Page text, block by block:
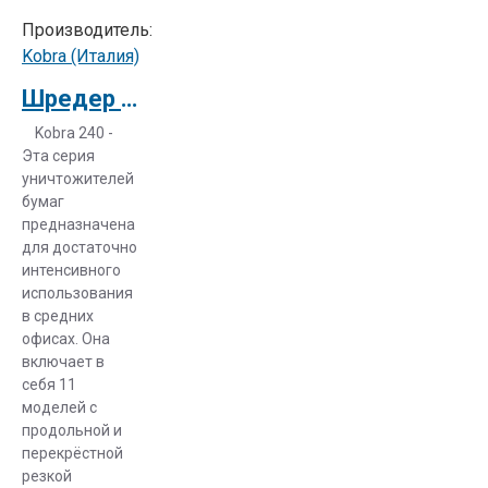
не требует
использования
дополнительных
мусорных
пакетов.
Через
прозрачное
прямоугольное
окошко на
корпусе
отлично
уровень ее
заполнения. К
тому же
данная
линейка
обладает
Производитель:
Kobra (Италия)
Шредер Kobra 240 SS4 E/S
Kobra 240 -
Эта серия
уничтожителей
бумаг
предназначена
для достаточно
интенсивного
использования
в средних
офисах. Она
включает в
себя 11
моделей с
продольной и
перекрёстной
резкой